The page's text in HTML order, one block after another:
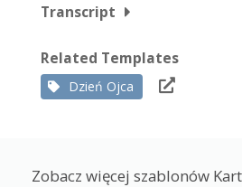
Transcript
Related Templates
Dzień Ojca
Zobacz więcej szablonów